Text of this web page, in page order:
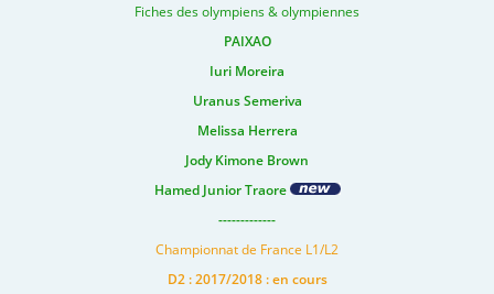
Fiches des olympiens & olympiennes
PAIXAO
Iuri Moreira
Uranus Semeriva
Melissa Herrera
Jody Kimone Brown
Hamed Junior Traore
-------------
Championnat de France L1/L2
D2 : 2017/2018 : en cours